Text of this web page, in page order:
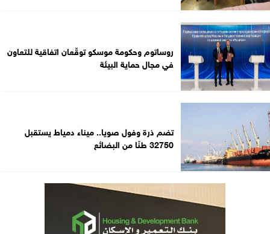
روساتوم وحكومة موسكو توقّعان اتفاقية للتعاون
في مجال حماية البيئة
تضم ذرة وفول صويا.. ميناء دمياط يستقبل
32750 طنًا من البضائع